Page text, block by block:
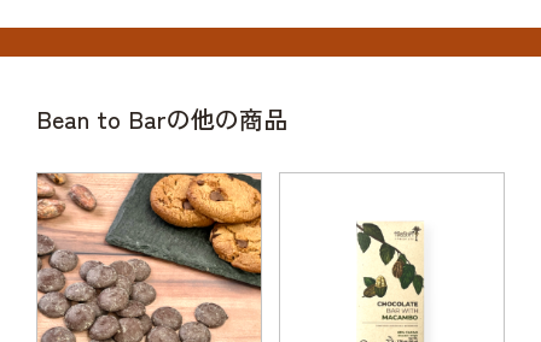
Bean to Barの他の商品